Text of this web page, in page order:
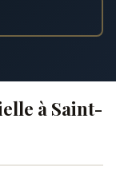
à Saint-